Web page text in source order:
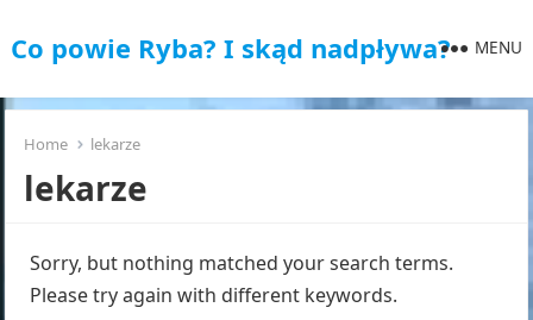
Co powie Ryba? I skąd nadpływa? MENU
Home lekarze
lekarze
Sorry, but nothing matched your search terms.
Please try again with different keywords.